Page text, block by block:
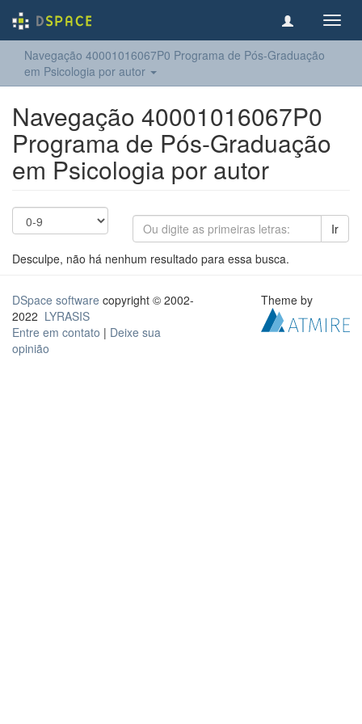
Navegação 40001016067P0 Programa de Pós-Graduação
em Psicologia por autor
Navegação 40001016067P0
Programa de Pós-Graduação
em Psicologia por autor
Ir
Desculpe, não há nenhum resultado para essa busca.
DSpace software copyright © 2002-
2022 LYRASIS
Entre em contato | Deixe sua
opinião
Theme by